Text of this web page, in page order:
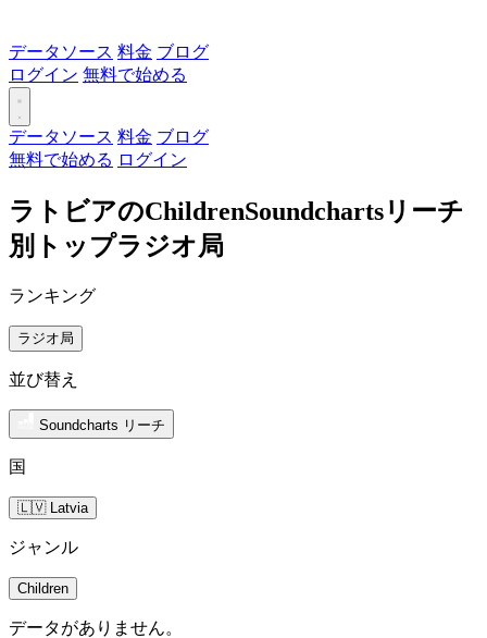
データソース 料金 ブログ
ログイン 無料で始める
データソース 料金 ブログ
無料で始める ログイン
ラトビアのChildrenSoundchartsリーチ
別トップラジオ局
ランキング
ラジオ局
並び替え
Soundcharts リーチ
国
🇱🇻 Latvia
ジャンル
Children
データがありません。